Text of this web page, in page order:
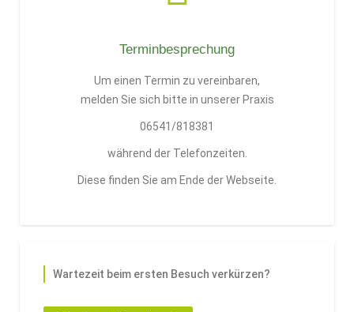
Terminbesprechung
Um einen Termin zu vereinbaren,
melden Sie sich bitte in unserer Praxis
06541/818381
während der Telefonzeiten.
Diese finden Sie am Ende der Webseite.
Wartezeit beim ersten Besuch verkürzen?